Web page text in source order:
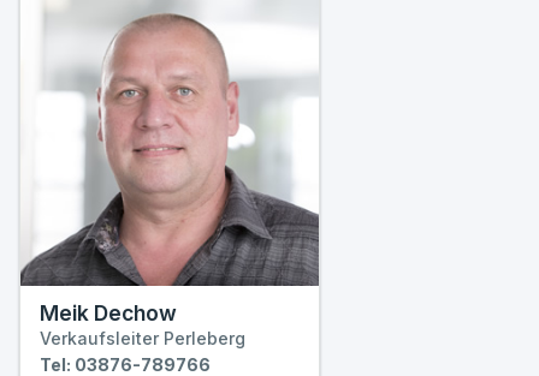
Meik Dechow
Verkaufsleiter Perleberg
Tel: 03876-789766